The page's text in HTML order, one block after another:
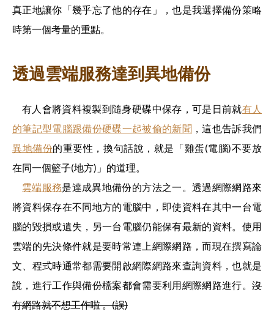
真正地讓你「幾乎忘了他的存在」，也是我選擇備份策略
時第一個考量的重點。
透過雲端服務達到異地備份
有人會將資料複製到隨身硬碟中保存，可是日前就有人
的筆記型電腦跟備份硬碟一起被偷的新聞 ，這也告訴我們
異地備份的重要性，換句話說，就是「雞蛋(電腦)不要放
在同一個籃子(地方)」的道理。
雲端服務是達成異地備份的方法之一。透過網際網路來
將資料保存在不同地方的電腦中，即使資料在其中一台電
腦的毀損或遺失，另一台電腦仍能保有最新的資料。使用
雲端的先決條件就是要時常連上網際網路，而現在撰寫論
文、程式時通常都需要開啟網際網路來查詢資料，也就是
說，進行工作與備份檔案都會需要利用網際網路進行。 沒
有網路就不想工作啦 。(誤)